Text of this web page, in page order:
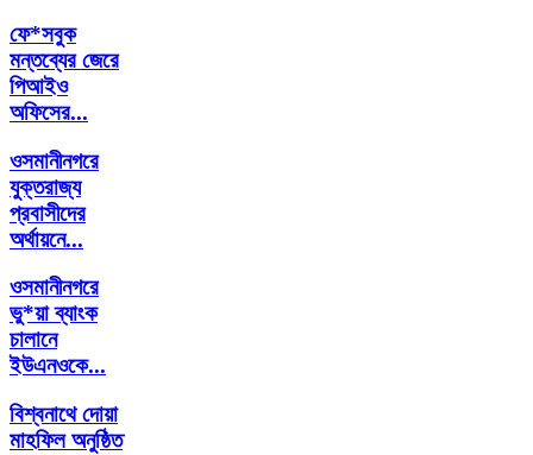
ফে*সবুক
মন্তব্যের জেরে
পিআইও
অফিসের...
ওসমানীনগরে
যুক্তরাজ্য
প্রবাসীদের
অর্থায়নে...
ওসমানীনগরে
ভু*য়া ব্যাংক
চালানে
ইউএনওকে...
বিশ্বনাথে দোয়া
মাহফিল অনুষ্ঠিত